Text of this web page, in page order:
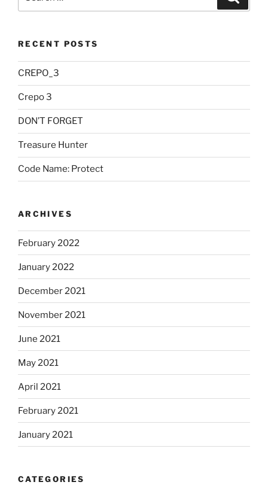
RECENT POSTS
CREPO_3
Crepo 3
DON’T FORGET
Treasure Hunter
Code Name: Protect
ARCHIVES
February 2022
January 2022
December 2021
November 2021
June 2021
May 2021
April 2021
February 2021
January 2021
CATEGORIES